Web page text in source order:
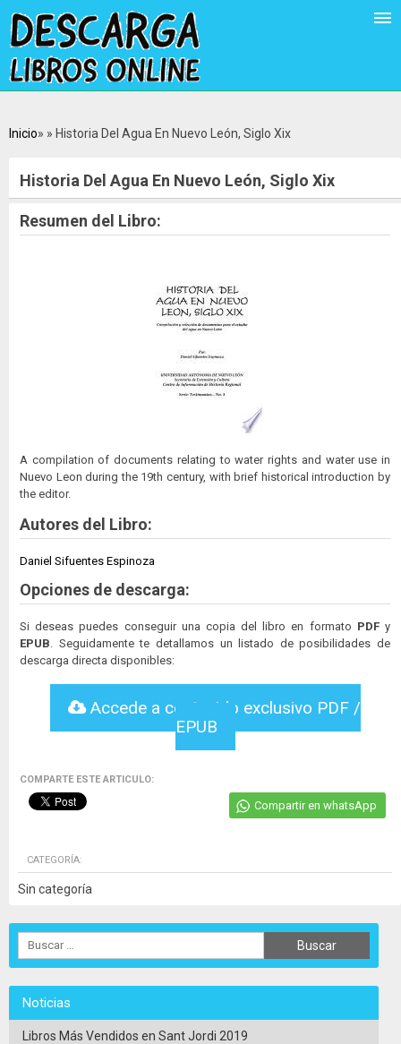
Inicio Historia Del Agua En Nuevo León, Siglo Xix
Historia Del Agua En Nuevo León, Siglo Xix
Resumen del Libro:
A compilation of documents relating to water rights and water use in
Nuevo Leon during the 19th century, with brief historical introduction by
the editor.
Autores del Libro:
Daniel Sifuentes Espinoza
Opciones de descarga:
Si deseas puedes conseguir una copia del libro en formato PDFy
EPUB . Seguidamente te detallamos un listado de posibilidades de
descarga directa disponibles:
Accede a contenido exclusivo PDF /
EPUB
COMPARTE ESTE ARTICULO:
Compartir en whatsApp
CATEGORÍA:
Sin categoría
Noticias
Libros Más Vendidos en Sant Jordi 2019